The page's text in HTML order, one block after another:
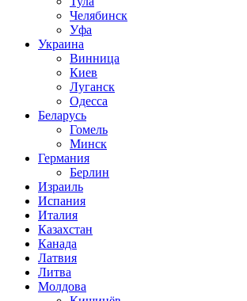
Челябинск
Уфа
Украина
Винница
Киев
Луганск
Одесса
Беларусь
Гомель
Минск
Германия
Берлин
Израиль
Испания
Италия
Казахстан
Канада
Латвия
Литва
Молдова